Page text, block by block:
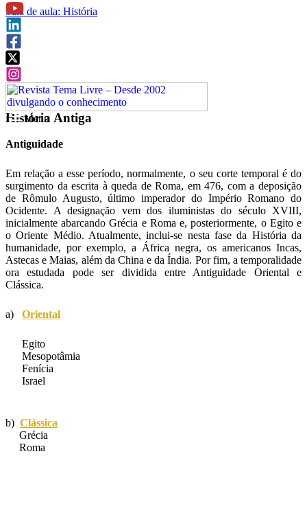
f Menu
Sala de aula: História
História Antiga
Antiguidade
Em relação a esse período, normalmente, o seu corte temporal é do
surgimento da escrita à queda de Roma, em 476, com a deposição
de Rômulo Augusto, último imperador do Império Romano do
Ocidente. A designação vem dos iluministas do século XVIII,
inicialmente abarcando Grécia e Roma e, posteriormente, o Egito e
o Oriente Médio. Atualmente, inclui-se nesta fase da História da
humanidade, por exemplo, a África negra, os americanos Incas,
Astecas e Maias, além da China e da Índia. Por fim, a temporalidade
ora estudada pode ser dividida entre Antiguidade Oriental e
Clássica.
a) Oriental
Egito
Mesopotâmia
Fenícia
Israel
b) Clássica
Grécia
Roma